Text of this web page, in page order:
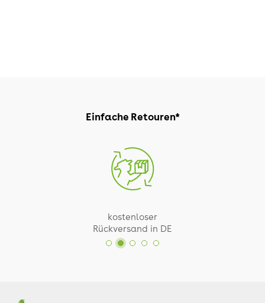
Einfache Retouren*
kostenloser
Rückversand in DE